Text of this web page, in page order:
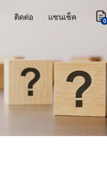
ติดต่อ แซนเช็ค 0